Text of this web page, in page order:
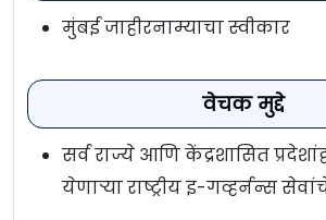
मुंबई जाहीरनाम्याचा स्वीकार
वेचक मुद्दे
सर्व राज्ये आणि केंद्रशासित
येणाऱ्या राष्ट्रीय इ-गव्हर्नन्स